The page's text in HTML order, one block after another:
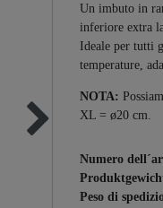
Un imbuto in
inferiore extra
Ideale per tutti
temperature,
NOTA:
XL = ø20 cm.
Numero
Peso di